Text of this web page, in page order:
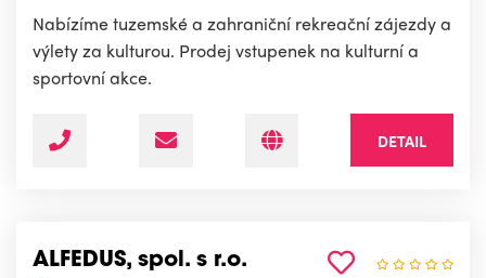
Nabízíme tuzemské a zahraniční rekreační zájezdy a
výlety za kulturou. Prodej vstupenek na kulturní a
sportovní akce.
DETAIL
ALFEDUS, spol. s r.o.